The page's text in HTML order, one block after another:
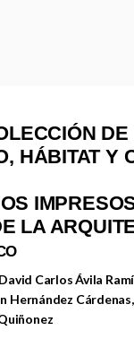
HÁBITAT Y
LA
Carlos Ávila
Hernández